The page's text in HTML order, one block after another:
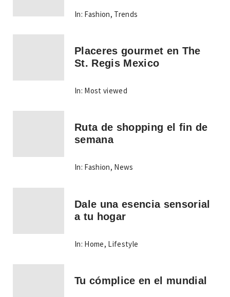
In: Fashion, Trends
Placeres gourmet en The
St. Regis Mexico
In: Most viewed
Ruta de shopping el fin de
semana
In: Fashion, News
Dale una esencia sensorial
a tu hogar
In: Home, Lifestyle
Tu cómplice en el mundial